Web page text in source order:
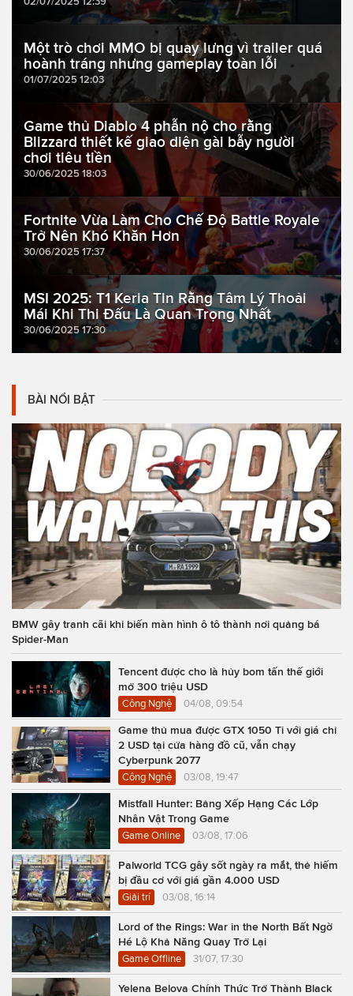
Một trò chơi MMO bị quay lưng vì trailer quá
hoành tráng nhưng gameplay toàn lỗi
01/07/2025 12:03
Game thủ Diablo 4 phẫn nộ cho rằng
Blizzard thiết kế giao diện gài bẫy người
chơi tiêu tiền
30/06/2025 18:03
Fortnite Vừa Làm Cho Chế Độ Battle Royale
Trở Nên Khó Khăn Hơn
30/06/2025 17:37
MSI 2025: T1 Keria Tin Rằng Tâm Lý Thoải
Mái Khi Thi Đấu Là Quan Trọng Nhất
30/06/2025 17:30
BÀI NỔI BẬT
BMW gây tranh cãi khi biến màn hình ô tô thành nơi quảng bá
Spider-Man
Tencent được cho là hủy bom tấn thế giới
mở 300 triệu USD
Công Nghệ 04/08, 09:54
Game thủ mua được GTX 1050 Ti với giá chỉ
2 USD tại cửa hàng đồ cũ, vẫn chạy
Cyberpunk 2077
Công Nghệ 03/08, 19:47
Mistfall Hunter: Bảng Xếp Hạng Các Lớp
Nhân Vật Trong Game
Game Online 03/08, 17:06
Palworld TCG gây sốt ngày ra mắt, thẻ hiếm
bị đầu cơ với giá gần 4.000 USD
Giải trí 03/08, 16:14
Lord of the Rings: War in the North Bất Ngờ
Hé Lộ Khả Năng Quay Trở Lại
Game Offline 31/07, 17:30
Yelena Belova Chính Thức Trở Thành Black